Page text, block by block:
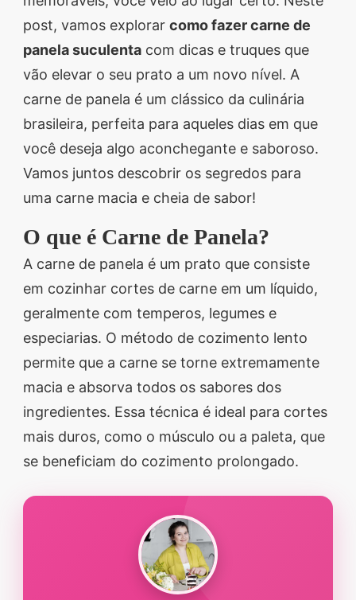
segredos valiosos e
receitas rápidas e fáceis
que vão impressionar
todos ao seu redor.
Transforme suas
refeições e inspire-se
agora mesmo!
post, vamos explorar como fazer carne de
panela suculenta com dicas e truques que
vão elevar o seu prato a um novo nível. A
carne de panela é um clássico da culinária
brasileira, perfeita para aqueles dias em que
você deseja algo aconchegante e saboroso.
Vamos juntos descobrir os segredos para
uma carne macia e cheia de sabor!
O que é Carne de Panela?
A carne de panela é um prato que consiste
em cozinhar cortes de carne em um líquido,
geralmente com temperos, legumes e
especiarias. O método de cozimento lento
permite que a carne se torne extremamente
macia e absorva todos os sabores dos
ingredientes. Essa técnica é ideal para cortes
mais duros, como o músculo ou a paleta, que
se beneficiam do cozimento prolongado.